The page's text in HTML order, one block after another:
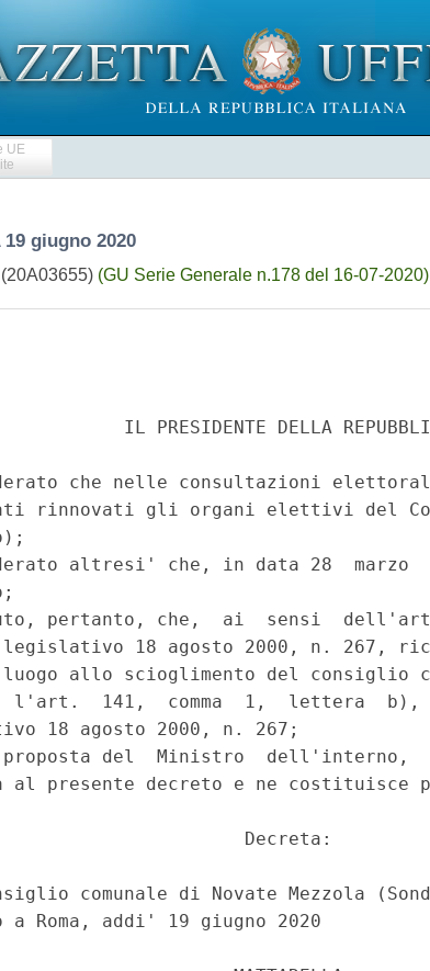
UE
19 giugno 2020
(GU Serie Generale n.178 del 16-07-2020)